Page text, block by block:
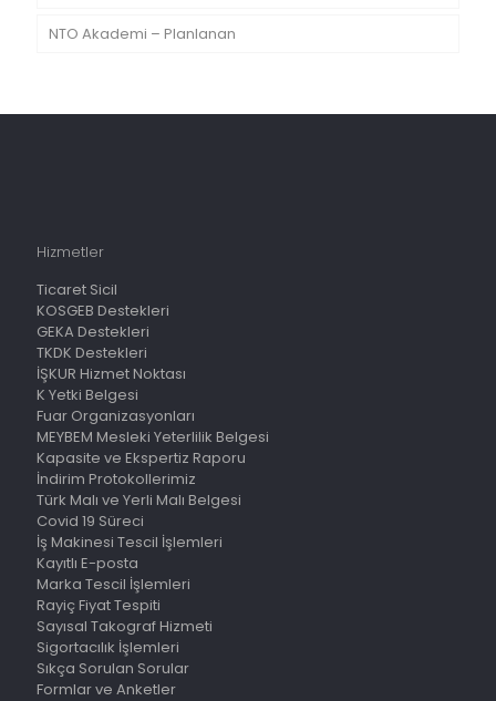
NTO Akademi – Planlanan
Hizmetler
Ticaret Sicil
KOSGEB Destekleri
GEKA Destekleri
TKDK Destekleri
İŞKUR Hizmet Noktası
K Yetki Belgesi
Fuar Organizasyonları
MEYBEM Mesleki Yeterlilik Belgesi
Kapasite ve Ekspertiz Raporu
İndirim Protokollerimiz
Türk Malı ve Yerli Malı Belgesi
Covid 19 Süreci
İş Makinesi Tescil İşlemleri
Kayıtlı E-posta
Marka Tescil İşlemleri
Rayiç Fiyat Tespiti
Sayısal Takograf Hizmeti
Sigortacılık İşlemleri
Sıkça Sorulan Sorular
Formlar ve Anketler